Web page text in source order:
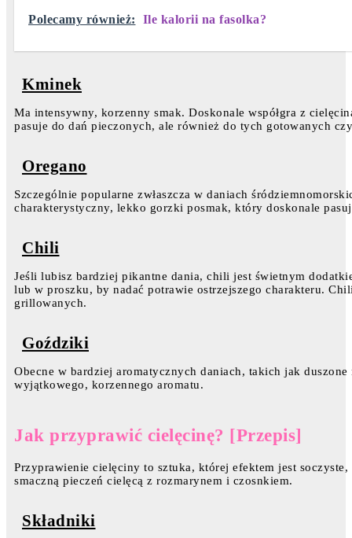
Polecamy również: Ile kalorii na fasolka?
Kminek
Ma intensywny, korzenny smak. Doskonale współgra z
pasuje do dań pieczonych, ale również do tych gotowanych
Oregano
Szczególnie popularne zwłaszcza w daniach
charakterystyczny, lekko gorzki posmak, który doskonale
Chili
Jeśli lubisz bardziej pikantne dania, chili jest świetnym
lub w proszku, by nadać potrawie ostrzejszego charakteru.
grillowanych.
Goździki
Obecne w bardziej aromatycznych daniach, takich jak
wyjątkowego, korzennego aromatu.
Jak przyprawić cielęcinę? [Przepis]
Przyprawienie cielęciny to sztuka, której efektem jest
smaczną pieczeń cielęcą z rozmarynem i czosnkiem.
Składniki